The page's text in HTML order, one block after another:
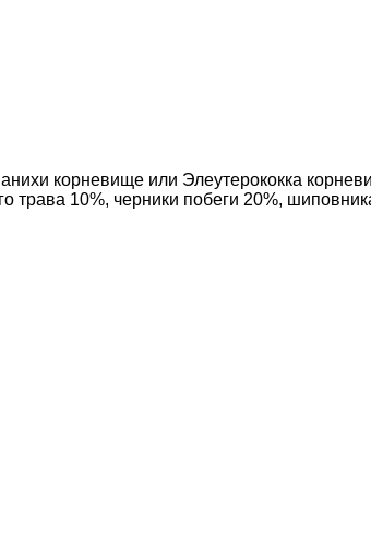
корневище или Элеутерококка
трава 10%, черники побеги 20%,